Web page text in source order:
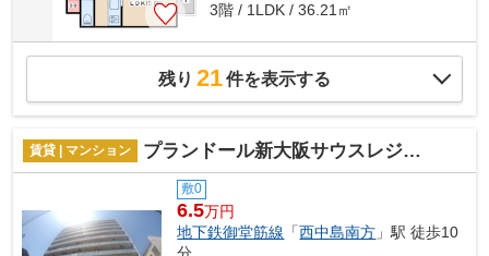
3階 / 1LDK / 36.21㎡
残り 21件を表示する
賃貸 | マンション プランドール新大阪サウスレジデンス
敷0
6.5万円
地下鉄御堂筋線 「西中島南方 」駅 徒歩10
分